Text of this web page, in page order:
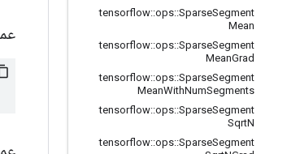
tensorflow::ops::SparseSegment
Mean
tensorflow::ops::SparseSegment
MeanGrad
tensorflow::ops::SparseSegment
MeanWithNumSegments
tensorflow::ops::SparseSegment
SqrtN
tensorflow::ops::SparseSegment